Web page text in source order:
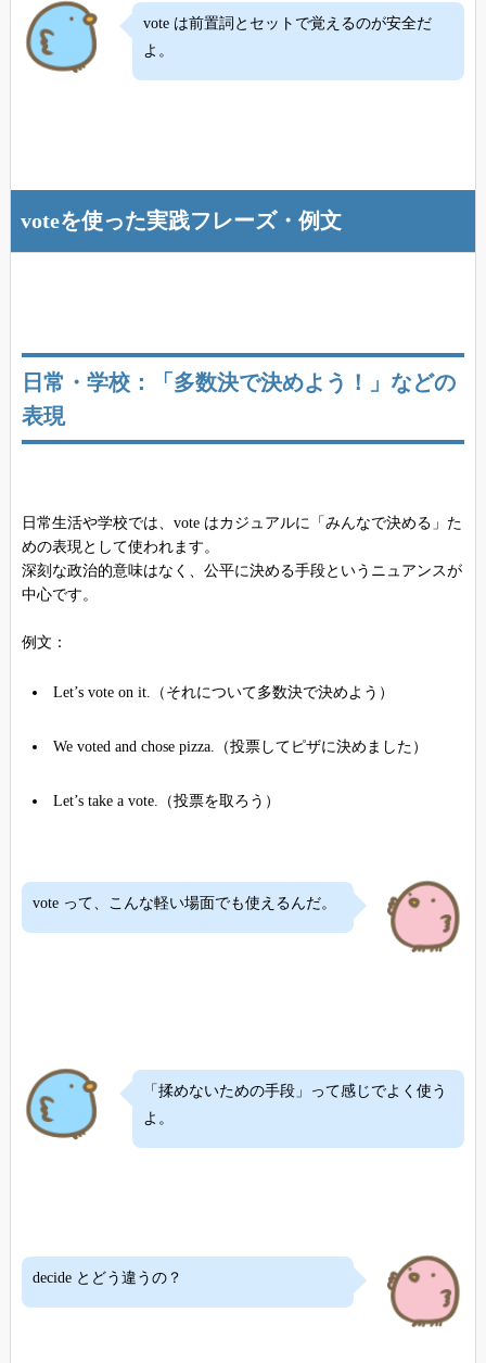
vote は前置詞とセットで覚えるのが安全だ
よ。
voteを使った実践フレーズ・例文
日常・学校：「多数決で決めよう！」などの
表現
日常生活や学校では、vote はカジュアルに「みんなで決める」た
めの表現として使われます。
深刻な政治的意味はなく、公平に決める手段というニュアンスが
中心です。
例文：
Let’s vote on it.（それについて多数決で決めよう）
We voted and chose pizza.（投票してピザに決めました）
Let’s take a vote.（投票を取ろう）
vote って、こんな軽い場面でも使えるんだ。
「揉めないための手段」って感じでよく使う
よ。
decide とどう違うの？